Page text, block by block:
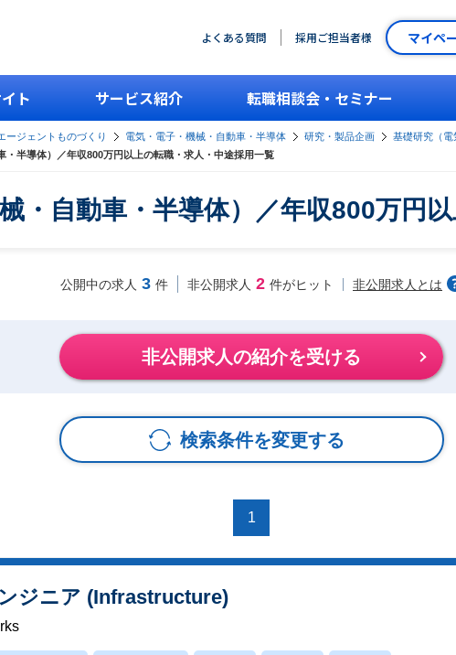
よくある質問 採用ご担当者様 マイペ
ト サービス紹介 転職相談会・セミナー
ージェントものづくり 電気・電子・機械・自動車・半導体 研究・製品企画
基礎研究（電
・半導体）／年収800万円以上の転職・求人・中途採用一覧
・自動車・半導体）／年収800万円
公開中の求人 3 件 非公開求人 2 件がヒット 非公開求人とは
非公開求人の紹介を受ける
検索条件を変更する
1
ジニア (Infrastructure)